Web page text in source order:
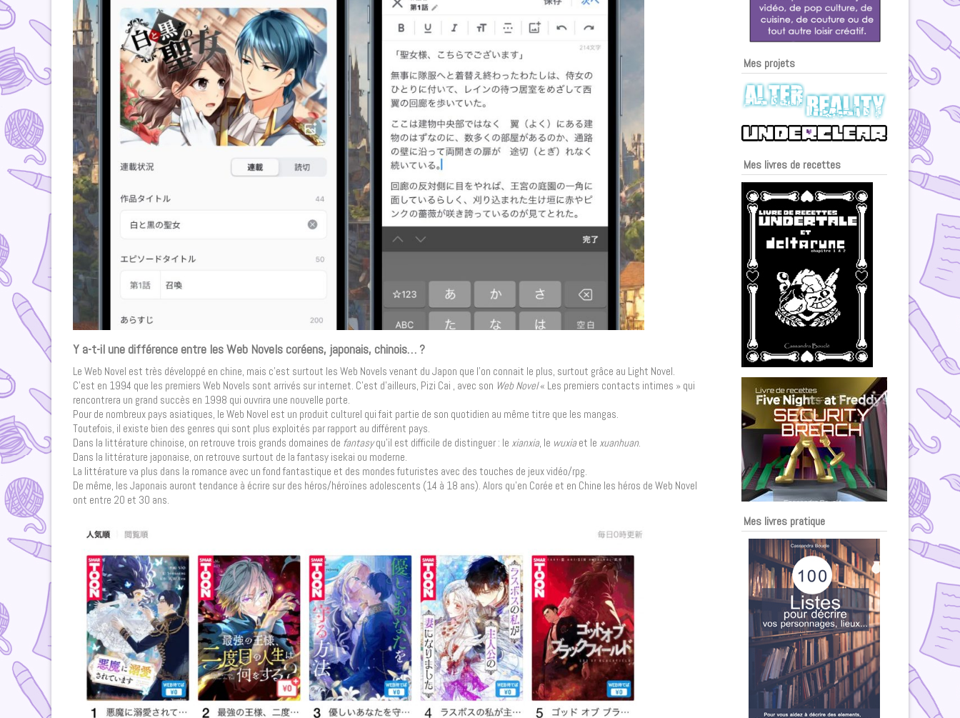
Y a-t-il une différence entre les Web Novels coréens, japonais, chinois… ?
Le Web Novel est très développé en chine, mais c’est surtout les Web Novels venant du Japon que l’on connait le plus, surtout grâce au Light Novel.
C’est en 1994 que les premiers Web Novels sont arrivés sur internet. C’est d’ailleurs, Pizi Cai , avec son Web Novel« Les premiers contacts intimes » qui
rencontrera un grand succès en 1998 qui ouvrira une nouvelle porte.
Pour de nombreux pays asiatiques, le Web Novel est un produit culturel qui fait partie de son quotidien au même titre que les mangas.
Toutefois, il existe bien des genres qui sont plus exploités par rapport au différent pays.
Dans la littérature chinoise, on retrouve trois grands domaines de fantasyqu’il est difficile de distinguer : le xianxia, le wuxiaet le xuanhuan.
Dans la littérature japonaise, on retrouve surtout de la fantasy isekai ou moderne.
La littérature va plus dans la romance avec un fond fantastique et des mondes futuristes avec des touches de jeux vidéo/rpg.
De même, les Japonais auront tendance à écrire sur des héros/héroïnes adolescents (14 à 18 ans). Alors qu’en Corée et en Chine les héros de Web Novel
ont entre 20 et 30 ans.
Mes projets
Mes livres de recettes
Mes livres pratique